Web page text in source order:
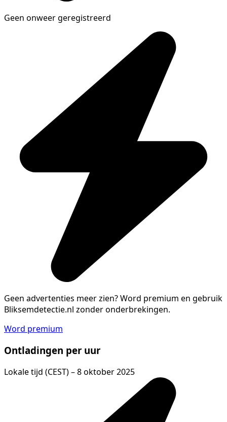
Geen onweer geregistreerd
Geen advertenties meer zien?Word premium en gebruik
Bliksemdetectie.nl zonder onderbrekingen.
Word premium
Ontladingen per uur
Lokale tijd (CEST) – 8 oktober 2025